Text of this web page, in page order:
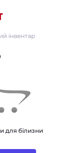
інвентар
для білизни